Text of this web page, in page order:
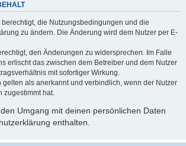
berechtigt, die Nutzungsbedingungen und die
zu ändern. Die Änderung wird dem Nutzer per E-
den Änderungen zu widersprechen. Im Falle
erlischt das zwischen dem Betreiber und dem Nutzer
mit sofortiger Wirkung.
gelten als anerkannt und verbindlich, wenn der Nutzer
zugestimmt hat.
Umgang mit deinen persönlichen Daten
enthalten.